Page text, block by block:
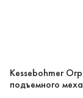
Kessebohmer
подъемного